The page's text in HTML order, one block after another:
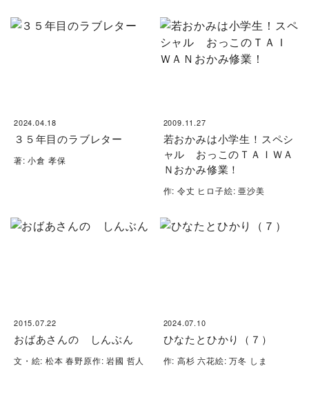
2024.04.18
３５年目のラブレター
著: 小倉 孝保
2009.11.27
若おかみは小学生！スペシ
ャル おっこのＴＡＩＷＡ
Ｎおかみ修業！
作: 令丈 ヒロ子絵: 亜沙美
2015.07.22
おばあさんの しんぶん
文・絵: 松本 春野原作: 岩國 哲人
2024.07.10
ひなたとひかり（７）
作: 高杉 六花絵: 万冬 しま